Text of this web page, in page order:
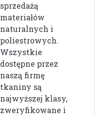
sprzedażą
materiałów
naturalnych i
poliestrowych.
Wszystkie
dostępne przez
naszą firmę
tkaniny są
najwyższej klasy,
zweryfikowane i